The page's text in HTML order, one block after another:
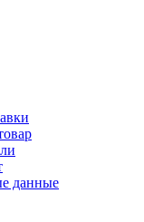
данные